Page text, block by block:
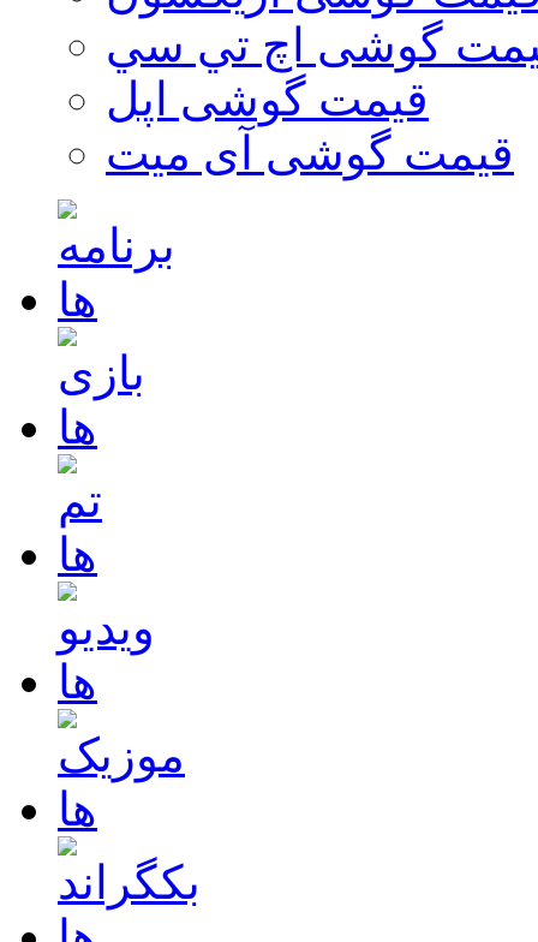
گوشی اچ تي سي
قیمت گوشی اپل
قیمت گوشی آی میت